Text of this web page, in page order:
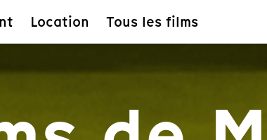
Location Tous les films